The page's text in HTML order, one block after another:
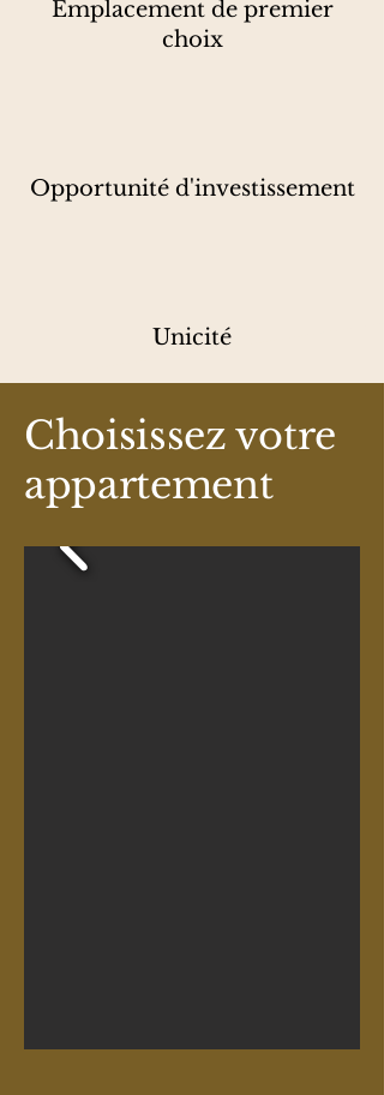
Emplacement de premier
choix
Opportunité d'investissement
Unicité
Choisissez votre
appartement